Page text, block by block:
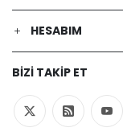
HESABIM
BIZI TAKIP ET